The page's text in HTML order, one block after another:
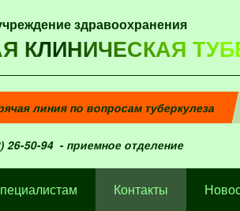
здравоохранения
КЛИНИЧЕСКАЯ
линия по вопросам туберкулеза
26-50-94- приемное отделение
Контакты